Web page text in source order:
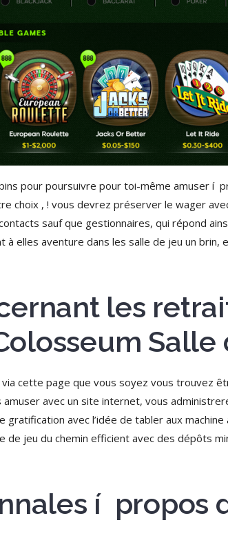
pour poursuivre pour toi-même amuser í
choix , ! vous devrez préserver le wager
sauf que gestionnaires, qui répond
à elles aventure dans les salle de jeu un
les
Salle
cette page que vous soyez vous trouvez
avec un site internet, vous
avec l’idée de tabler aux
de jeu du chemin efficient avec des dépôts
í propos